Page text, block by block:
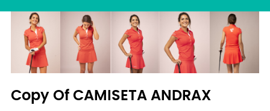
Copy Of CAMISETA ANDRAX